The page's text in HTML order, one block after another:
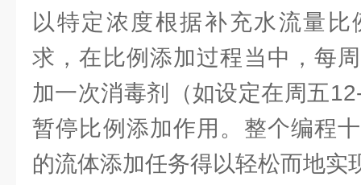
以特定浓度根据补充水流量
求，在比例添加过程当中，每
加一次消毒剂（如设定在周五
暂停比例添加作用。整个编程
的流体添加任务得以轻松而地实